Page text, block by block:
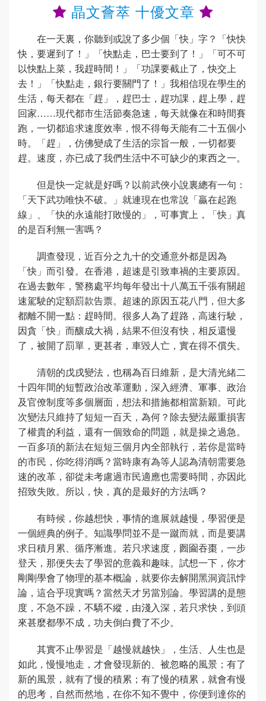
晶文薈萃 十優文章
在一天裏，你聽到或說了多少個「快」字？「快快
快，要遲到了！」「快點走，巴士要到了！」「可不可
以快點上菜，我趕時間！」「功課要截止了，快交上
去！」「快點走，銀行要關門了！」我相信現在學生的
生活，每天都在「趕」，趕巴士，趕功課，趕上學，趕
回家……現代都市生活節奏急速，每天就像在和時間賽
跑，一切都追求速度效率，恨不得每天能有二十五個小
時。「趕」，仿佛變成了生活的宗旨一般，一切都要
趕。速度，亦已成了我們生活中不可缺少的東西之一。
但是快一定就是好嗎？以前武俠小說裏總有一句：
「天下武功唯快不破。」就連現在也常說「贏在起跑
線」、「快的永遠能打敗慢的」，可事實上，「快」真
的是百利無一害嗎？
調查發現，近百分之九十的交通意外都是因為
「快」而引發。在香港，超速是引致車禍的主要原因。
在過去數年，警務處平均每年發出十八萬五千張有關超
速駕駛的定額罰款告票。超速的原因五花八門，但大多
都離不開一點：趕時間。很多人為了趕路，高速行駛，
因貪「快」而釀成大禍，結果不但沒有快，相反還慢
了，被開了罰單，更甚者，車毀人亡，實在得不償失。
清朝的戊戌變法，也稱為百日維新，是大清光緒二
十四年間的短暫政治改革運動，深入經濟、軍事、政治
及官僚制度等多個層面，想法和措施都相當新穎。可此
次變法只維持了短短一百天，為何？除去變法嚴重損害
了權貴的利益，還有一個致命的問題，就是操之過急。
一百多項的新法在短短三個月內全部執行，若你是當時
的市民，你吃得消嗎？當時康有為等人認為清朝需要急
速的改革，卻從未考慮過市民適應也需要時間，亦因此
招致失敗。所以，快，真的是最好的方法嗎？
有時候，你越想快，事情的進展就越慢，學習便是
一個經典的例子。知識學問並不是一蹴而就，而是要講
求日積月累、循序漸進。若只求速度，囫圇吞棗，一步
登天，那便失去了學習的意義和趣味。試想一下，你才
剛剛學會了物理的基本概論，就要你去解開黑洞資訊悖
論，這合乎現實嗎？當然天才另當別論。學習講的是態
度，不急不躁，不驕不縱，由淺入深，若只求快，到頭
來甚麼都學不成，功夫倒白費了不少。
其實不止學習是「越慢就越快」，生活、人生也是
如此，慢慢地走，才會發現新的、被忽略的風景；有了
新的風景，就有了慢的積累；有了慢的積累，就會有慢
的思考，自然而然地，在你不知不覺中，你便到達你的